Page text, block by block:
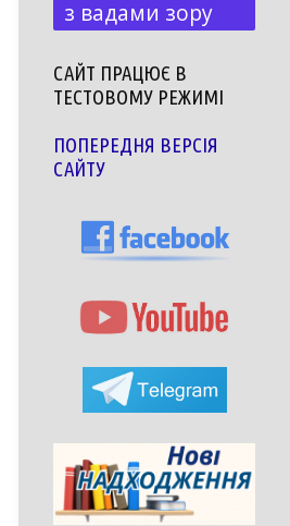
з вадами зору
САЙТ ПРАЦЮЄ В
ТЕСТОВОМУ РЕЖИМІ
ПОПЕРЕДНЯ ВЕРСІЯ
САЙТУ